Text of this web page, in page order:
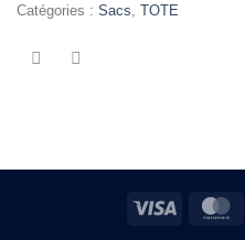
Catégories : Sacs TOTE
Visa